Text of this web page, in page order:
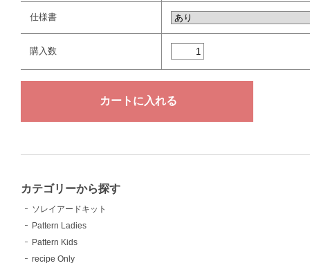
仕様書
購入数
カテゴリーから探す
ソレイアードキット
Pattern Ladies
Pattern Kids
recipe Only